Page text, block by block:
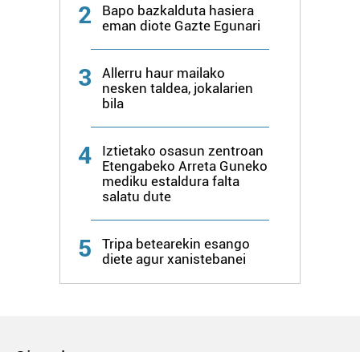
2
Bapo bazkalduta hasiera
eman diote Gazte Egunari
3
Allerru haur mailako
nesken taldea, jokalarien
bila
4
Iztietako osasun zentroan
Etengabeko Arreta Guneko
mediku estaldura falta
salatu dute
5
Tripa betearekin esango
diete agur xanistebanei